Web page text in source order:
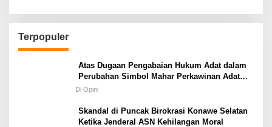
Terpopuler
Atas Dugaan Pengabaian Hukum Adat dalam
Perubahan Simbol Mahar Perkawinan Adat
Masyarakat Pulau Wawonii
Di Opini
Skandal di Puncak Birokrasi Konawe Selatan
Ketika Jenderal ASN Kehilangan Moral